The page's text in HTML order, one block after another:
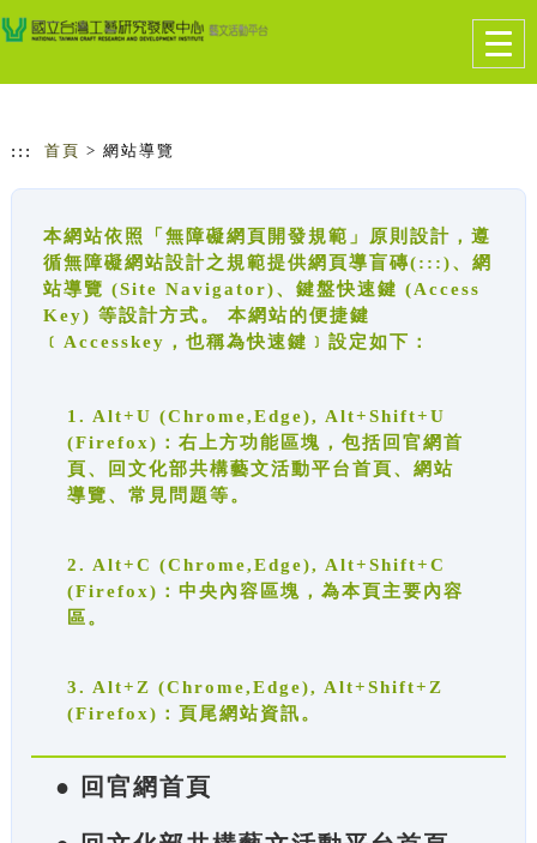
跳到主要內容
網站導覽
::: 首頁 > 網站導覽
本網站依照「無障礙網頁開發規範」原則設計，遵
循無障礙網站設計之規範提供網頁導盲磚(:::)、網
站導覽 (Site Navigator)、鍵盤快速鍵 (Access
Key) 等設計方式。 本網站的便捷鍵
﹝Accesskey，也稱為快速鍵﹞設定如下：
1. Alt+U (Chrome,Edge), Alt+Shift+U
(Firefox)：右上方功能區塊，包括回官網首
頁、回文化部共構藝文活動平台首頁、網站
導覽、常見問題等。
2. Alt+C (Chrome,Edge), Alt+Shift+C
(Firefox)：中央內容區塊，為本頁主要內容
區。
3. Alt+Z (Chrome,Edge), Alt+Shift+Z
(Firefox)：頁尾網站資訊。
● 回官網首頁